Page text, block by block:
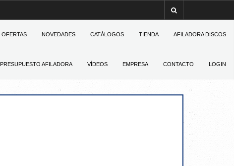
OFERTAS NOVEDADES CATÁLOGOS TIENDA AFILADORA DISCOS
PRESUPUESTO AFILADORA VÍDEOS EMPRESA CONTACTO LOGIN